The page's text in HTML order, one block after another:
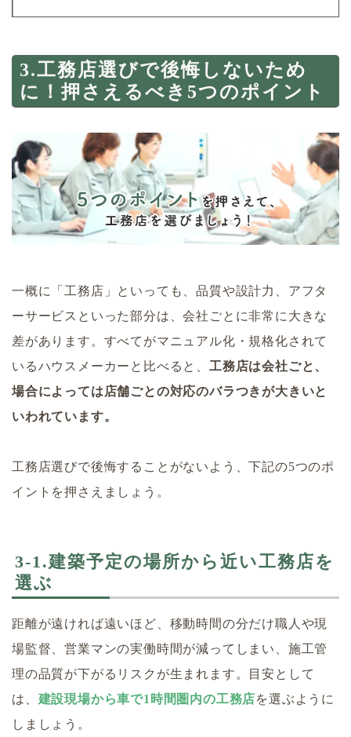
3.工務店選びで後悔しないため
に！押さえるべき5つのポイント
一概に「工務店」といっても、品質や設計力、アフタ
ーサービスといった部分は、会社ごとに非常に大きな
差があります。すべてがマニュアル化・規格化されて
いるハウスメーカーと比べると、工務店は会社ごと、
場合によっては店舗ごとの対応のバラつきが大きいと
いわれています。
工務店選びで後悔することがないよう、下記の5つのポ
イントを押さえましょう。
3-1.建築予定の場所から近い工務店を
選ぶ
距離が遠ければ遠いほど、移動時間の分だけ職人や現
場監督、営業マンの実働時間が減ってしまい、施工管
理の品質が下がるリスクが生まれます。目安として
は、 建設現場から車で1時間圏内の工務店を選ぶように
しましょう。